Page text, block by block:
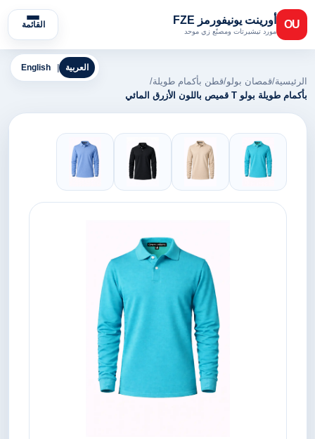
OU أورينت يونيفورمز FZE
مورد تيشيرتات ومصنّع زي موحد
القائمة
English العربية
الرئيسية/قمصان بولو/قطن بأكمام طويلة/
بأكمام طويلة بولو T قميص باللون الأزرق المائي